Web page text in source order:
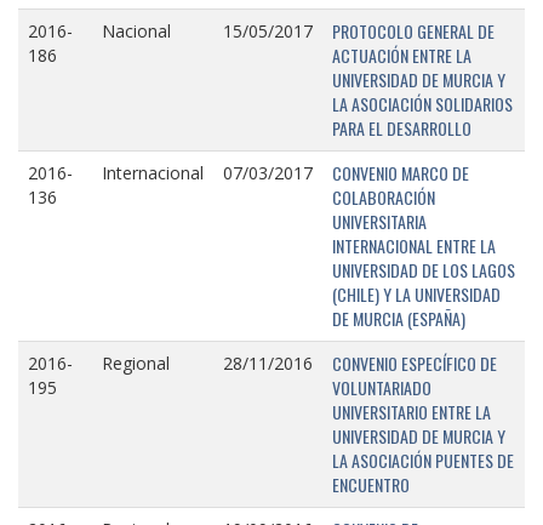
2016-
186
Nacional 15/05/2017
PROTOCOLO GENERAL DE
ACTUACIÓN ENTRE LA
UNIVERSIDAD DE MURCIA Y
LA ASOCIACIÓN SOLIDARIOS
PARA EL DESARROLLO
2016-
136
Internacional 07/03/2017
CONVENIO MARCO DE
COLABORACIÓN
UNIVERSITARIA
INTERNACIONAL ENTRE LA
UNIVERSIDAD DE LOS LAGOS
(CHILE) Y LA UNIVERSIDAD
DE MURCIA (ESPAÑA)
2016-
195
Regional 28/11/2016
CONVENIO ESPECÍFICO DE
VOLUNTARIADO
UNIVERSITARIO ENTRE LA
UNIVERSIDAD DE MURCIA Y
LA ASOCIACIÓN PUENTES DE
ENCUENTRO